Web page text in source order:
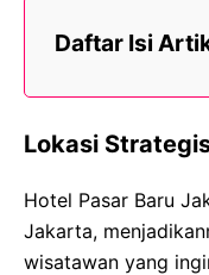
Daftar Isi
Lokasi
Hotel Pasar Baru
Jakarta,
wisatawan yang